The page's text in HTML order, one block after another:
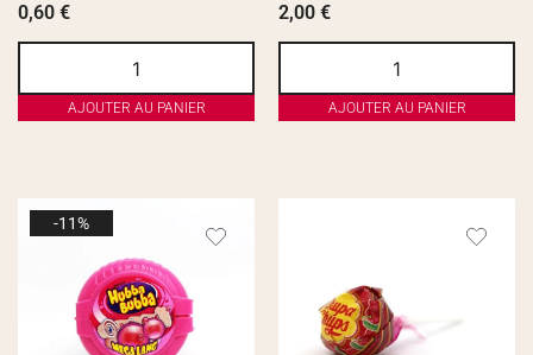
0,60 €
AJOUTER AU PANIER
2,00 €
AJOUTER AU PANIER
-11%